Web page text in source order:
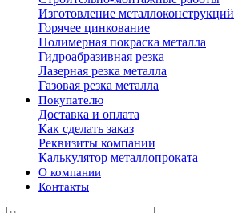
Изготовление металлоконструкций
Горячее цинкование
Полимерная покраска металла
Гидроабразивная резка
Лазерная резка металла
Газовая резка металла
Покупателю
Доставка и оплата
Как сделать заказ
Реквизиты компании
Калькулятор металлопроката
О компании
Контакты